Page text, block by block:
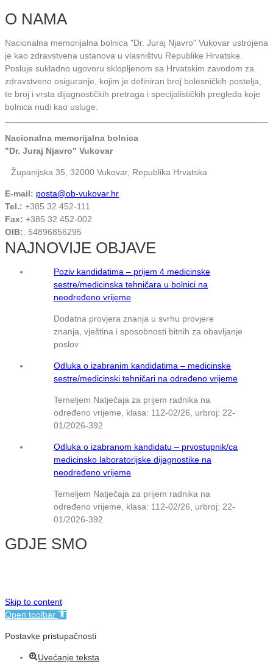
O NAMA
Nacionalna memorijalna bolnica "Dr. Juraj Njavro" Vukovar ustrojena
je kao zdravstvena ustanova u vlasništvu Republike Hrvatske.
Posluje sukladno ugovoru sklopljenom sa Hrvatskim zavodom za
zdravstveno osiguranje, kojim je definiran broj bolesničkih postelja,
te broj i vrsta dijagnostičkih pretraga i specijalističkih pregleda koje
bolnica nudi kao usluge.
Nacionalna memorijalna bolnica
"Dr. Juraj Njavro" Vukovar
Županijska 35, 32000 Vukovar, Republika Hrvatska
E-mail: posta@ob-vukovar.hr
Tel.: +385 32 452-111
Fax: +385 32 452-002
OIB:: 54896856295
NAJNOVIJE OBJAVE
Poziv kandidatima – prijem 4 medicinske
sestre/medicinska tehničara u bolnici na
neodređeno vrijeme
Dodatna provjera znanja u svrhu provjere
znanja, vještina i sposobnosti bitnih za obavljanje
poslov
Odluka o izabranim kandidatima – medicinske
sestre/medicinski tehničari na određeno vrijeme
Temeljem Natječaja za prijem radnika na
određeno vrijeme, klasa: 112-02/26, urbroj: 22-
01/2026-392
Odluka o izabranom kandidatu – prvostupnik/ca
medicinsko laboratorijske dijagnostike na
neodređeno vrijeme
Temeljem Natječaja za prijem radnika na
određeno vrijeme, klasa: 112-02/26, urbroj: 22-
01/2026-392
GDJE SMO
Skip to content
Open toolbar
Postavke pristupačnosti
Uvećanje teksta